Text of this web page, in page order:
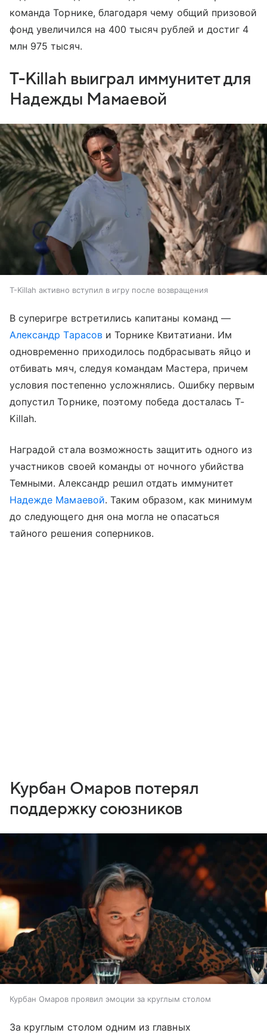
команда Торнике, благодаря чему общий призовой
фонд увеличился на 400 тысяч рублей и достиг 4
млн 975 тысяч.
T-Killah выиграл иммунитет для
Надежды Мамаевой
T-Killah активно вступил в игру после возвращения
В суперигре встретились капитаны команд —
Александр Тарасови Торнике Квитатиани. Им
одновременно приходилось подбрасывать яйцо и
отбивать мяч, следуя командам Мастера, причем
условия постепенно усложнялись. Ошибку первым
допустил Торнике, поэтому победа досталась T-
Killah.
Наградой стала возможность защитить одного из
участников своей команды от ночного убийства
Темными. Александр решил отдать иммунитет
Надежде Мамаевой. Таким образом, как минимум
до следующего дня она могла не опасаться
тайного решения соперников.
Курбан Омаров потерял
поддержку союзников
Курбан Омаров проявил эмоции за круглым столом
За круглым столом одним из главных